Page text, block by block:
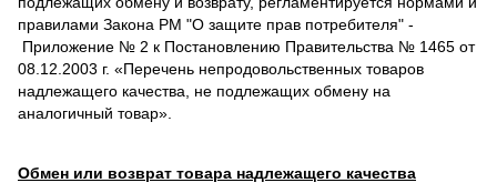
правилами Закона РМ "О защите прав потребителя" -
Приложение № 2 к Постановлению Правительства № 1465 от
08.12.2003 г. «Перечень непродовольственных товаров
надлежащего качества, не подлежащих обмену на
аналогичный товар».
Обмен или возврат товара надлежащего качества